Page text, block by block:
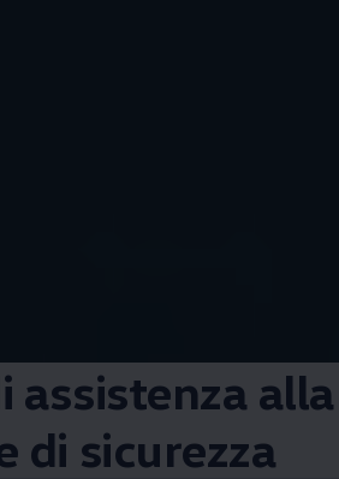
assistenza alla
di sicurezza